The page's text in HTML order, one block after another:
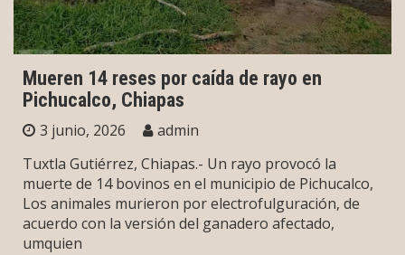
Mueren 14 reses por caída de rayo en
Pichucalco, Chiapas
3 junio, 2026
admin
Tuxtla Gutiérrez, Chiapas.- Un rayo provocó la
muerte de 14 bovinos en el municipio de Pichucalco,
Los animales murieron por electrofulguración, de
acuerdo con la versión del ganadero afectado,
umquien